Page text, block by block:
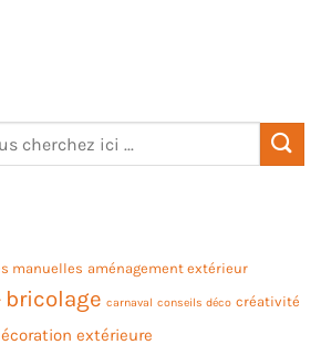
manuelles aménagement extérieur
bricolage carnaval conseils déco créativité
extérieure